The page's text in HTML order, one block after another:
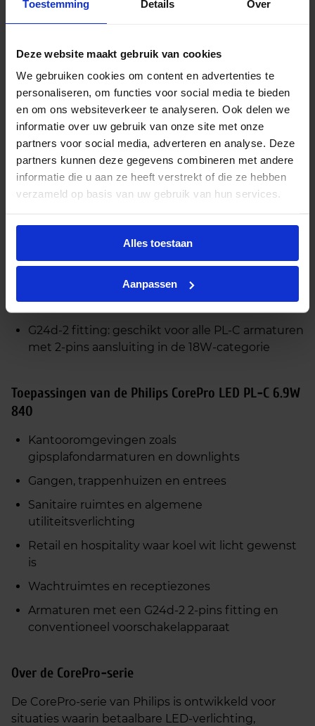
Toestemming Details Over
Deze website maakt gebruik van cookies
We gebruiken cookies om content en advertenties te
personaliseren, om functies voor social media te bieden
en om ons websiteverkeer te analyseren. Ook delen we
informatie over uw gebruik van onze site met onze
partners voor social media, adverteren en analyse. Deze
partners kunnen deze gegevens combineren met andere
informatie die u aan ze heeft verstrekt of die ze hebben
verzameld op basis van uw gebruik van hun services.
Alles toestaan
Aanpassen
omgevingen zoals kantoren, gangen, sanitaire
in combinatie met een CRI van 80–89, wat zorgt
voor een natuurgetrouwe en consistente
kleurweergave.
De CorePro LED PL‑C levert direct vol licht zonder
flikkering of opwarmtijd. De lamp is niet dimbaar.
Met een levensduur van circa 30.000 uur is dit een
duurzame en onderhoudsarme oplossing voor
professioneel gebruik. De lichtopbrengst ligt rond
traditionele 18W PL‑C lamp.
directe vervanging zonder aanpassingen aan
bedrading of armatuur
G24d‑2 fitting: geschikt voor alle PL‑C armaturen
met 2‑pins aansluiting in de 18W‑categorie
Toepassingen van de Philips CorePro LED PL‑C 6.9W
840
Kantooromgevingen zoals
gipsplafondarmaturen en downlights
Gangen, trappenhuizen en entrees
Sanitaire ruimtes en algemene
utiliteitsverlichting
Retail en hospitality waar koel wit licht gewenst
is
Wachtruimtes en receptiezones
Armaturen met een G24d‑2 2‑pins fitting en
conventioneel voorschakelapparaat
Over de CorePro‑serie
De CorePro‑serie van Philips is ontwikkeld voor
situaties waarin betaalbare LED‑verlichting,